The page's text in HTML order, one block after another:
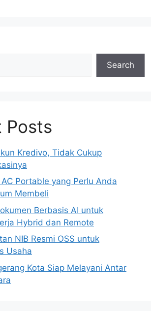
Search
Posts
Kredivo, Tidak Cukup
Portable yang Perlu Anda
Membeli
Berbasis AI untuk
Hybrid dan Remote
NIB Resmi OSS untuk
Usaha
Kota Siap Melayani Antar